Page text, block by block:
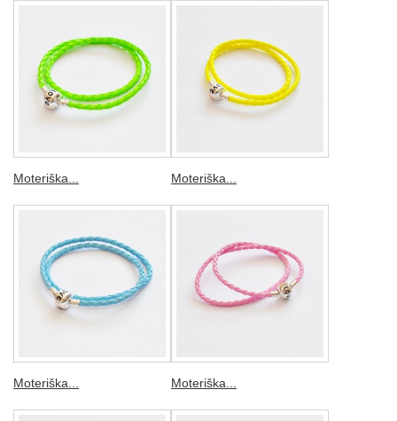
Moteriška... Moteriška...
Moteriška... Moteriška...